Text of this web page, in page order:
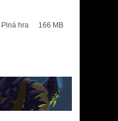
Plná hra 166 MB